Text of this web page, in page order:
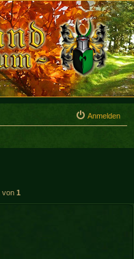
Anmelden
von 1